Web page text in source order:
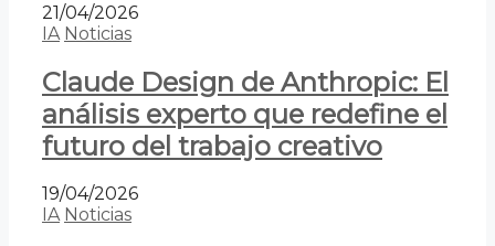
21/04/2026
IA Noticias
Claude Design de Anthropic: El
análisis experto que redefine el
futuro del trabajo creativo
19/04/2026
IA Noticias